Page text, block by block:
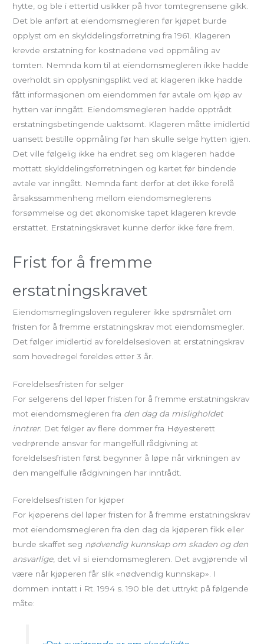
hytte, og ble i ettertid usikker på hvor tomtegrensene gikk.
Det ble anført at eiendomsmegleren før kjøpet burde
opplyst om en skylddelingsforretning fra 1961. Klageren
krevde erstatning for kostnadene ved oppmåling av
tomten. Nemnda kom til at eiendomsmegleren ikke hadde
overholdt sin opplysningsplikt ved at klageren ikke hadde
fått informasjonen om eiendommen før avtale om kjøp av
hytten var inngått. Eiendomsmegleren hadde opptrådt
erstatningsbetingende uaktsomt. Klageren måtte imidlertid
uansett bestille oppmåling før han skulle selge hytten igjen.
Det ville følgelig ikke ha endret seg om klageren hadde
mottatt skylddelingsforretningen og kartet før bindende
avtale var inngått. Nemnda fant derfor at det ikke forelå
årsakssammenheng mellom eiendomsmeglerens
forsømmelse og det økonomiske tapet klageren krevde
erstattet. Erstatningskravet kunne derfor ikke føre frem.
Frist for å fremme
erstatningskravet
Eiendomsmeglingsloven regulerer ikke spørsmålet om
fristen for å fremme erstatningskrav mot eiendomsmegler.
Det følger imidlertid av foreldelsesloven at erstatningskrav
som hovedregel foreldes etter 3 år.
Foreldelsesfristen for selger
For selgerens del løper fristen for å fremme erstatningskrav
mot eiendomsmegleren fra den dag da misligholdet
inntrer. Det følger av flere dommer fra Høyesterett
vedrørende ansvar for mangelfull rådgivning at
foreldelsesfristen først begynner å løpe når virkningen av
den mangelfulle rådgivningen har inntrådt.
Foreldelsesfristen for kjøper
For kjøperens del løper fristen for å fremme erstatningskrav
mot eiendomsmegleren fra den dag da kjøperen fikk eller
burde skaffet seg nødvendig kunnskap om skaden og den
ansvarlige, det vil si eiendomsmegleren. Det avgjørende vil
være når kjøperen får slik «nødvendig kunnskap». I
dommen inntatt i Rt. 1994 s. 190 ble det uttrykt på følgende
måte: